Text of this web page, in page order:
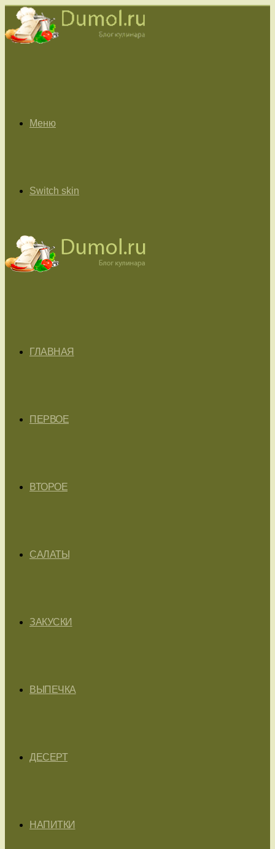
Меню
Switch skin
ГЛАВНАЯ
ПЕРВОЕ
ВТОРОЕ
САЛАТЫ
ЗАКУСКИ
ВЫПЕЧКА
ДЕСЕРТ
НАПИТКИ